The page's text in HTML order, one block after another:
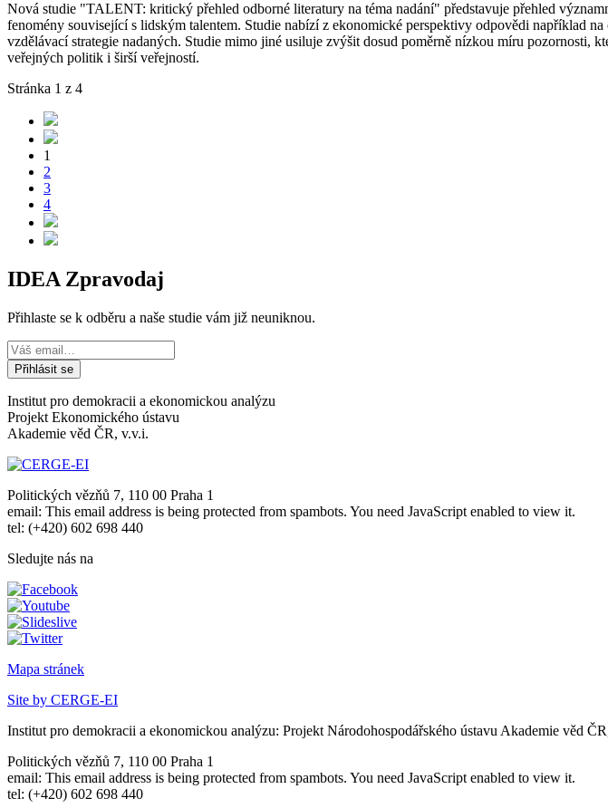
Nová studie "TALENT: kritický přehled odborné literatury na téma nadání" představuje přehled
fenomény související s lidským talentem. Studie nabízí z ekonomické perspektivy odpovědi například
vzdělávací strategie nadaných. Studie mimo jiné usiluje zvýšit dosud poměrně nízkou míru pozornosti,
veřejných politik i širší veřejností.
Stránka 1 z 4
1
2
3
4
IDEA Zpravodaj
Přihlaste se k odběru a naše studie vám již neuniknou.
Institut pro demokracii a ekonomickou analýzu
Projekt Ekonomického ústavu
Akademie věd ČR, v.v.i.
Politických vězňů 7, 110 00 Praha 1
email: This email address is being protected from spambots. You need JavaScript enabled to view it.
tel: (+420) 602 698 440
Sledujte nás na
Mapa stránek
Site by CERGE-EI
Institut pro demokracii a ekonomickou analýzu: Projekt Národohospodářského ústavu Akademie věd
Politických vězňů 7, 110 00 Praha 1
email: This email address is being protected from spambots. You need JavaScript enabled to view it.
tel: (+420) 602 698 440